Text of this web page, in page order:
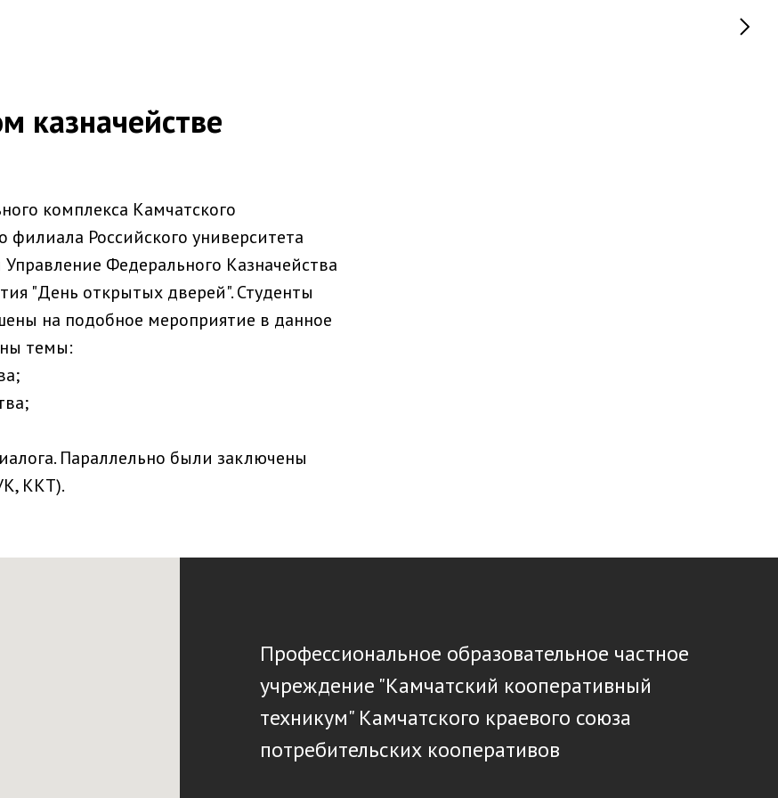
казначействе
комплекса Камчатского
филиала Российского университета
Федерального Казначейства
"День открытых дверей". Студенты
на подобное мероприятие в данное
темы:
Параллельно были заключены
ККТ).
Профессиональное образовательное частное
учреждение "Камчатский кооперативный
техникум" Камчатского краевого союза
потребительских кооперативов